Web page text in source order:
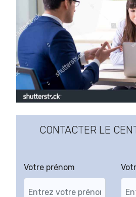
CONTACTER LE
Votre prénom